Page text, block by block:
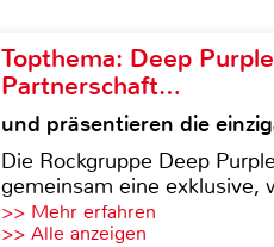
Topthema: Deep
Partnerschaft…
und präsentieren die
Die Rockgruppe Deep
gemeinsam eine exklusive,
>> Mehr erfahren
>> Alle anzeigen